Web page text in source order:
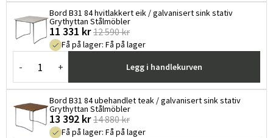
Bord B31 84 hvitlakkert eik / galvanisert sink stativ
Grythyttan Stålmöbler
11 331 kr 12 590 kr
Få på lager: Få på lager
- + Legg i handlekurven
Bord B31 84 ubehandlet teak / galvanisert sink stativ
Grythyttan Stålmöbler
13 392 kr 14 880 kr
Få på lager: Få på lager